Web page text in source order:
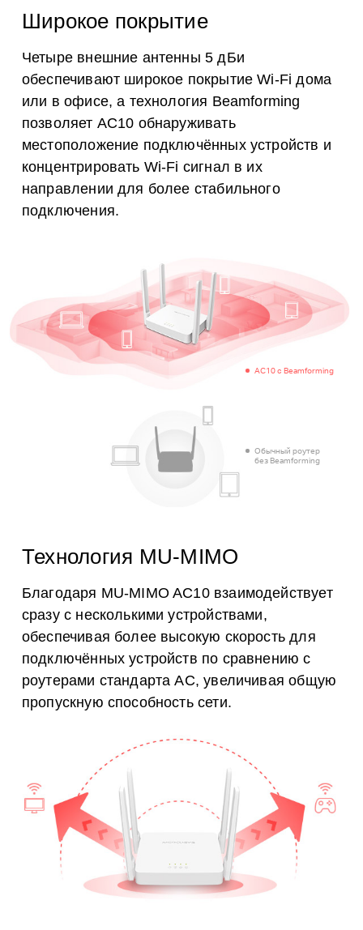
Широкое покрытие
Четыре внешние антенны 5 дБи
обеспечивают широкое покрытие Wi-Fi дома
или в офисе, а технология Beamforming
позволяет AC10 обнаруживать
местоположение подключённых устройств и
концентрировать Wi-Fi сигнал в их
направлении для более стабильного
подключения.
Обычный роутер
без Beamforming
AC10 с Beamforming
Технология MU-MIMO
Благодаря MU-MIMO AC10 взаимодействует
сразу с несколькими устройствами,
обеспечивая более высокую скорость для
подключённых устройств по сравнению с
роутерами стандарта AC, увеличивая общую
пропускную способность сети.